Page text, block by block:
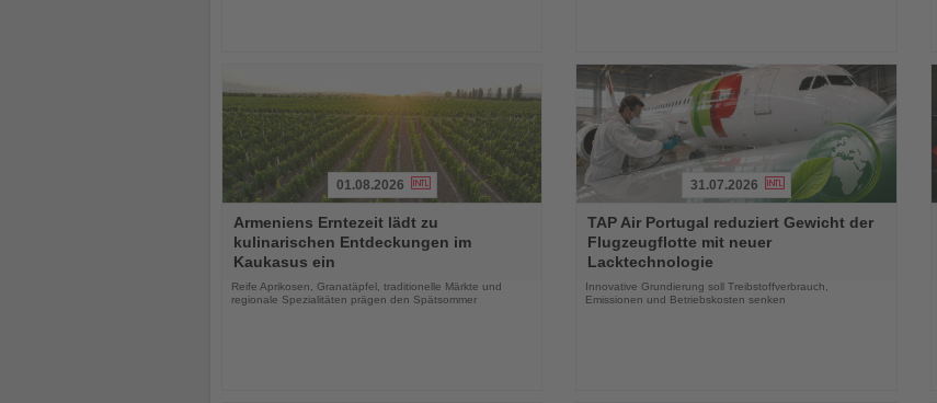
Sie
die
Nachrichten
01.08.2026
Armeniens Erntezeit lädt zu
kulinarischen Entdeckungen im
Kaukasus ein
Reife Aprikosen, Granatäpfel, traditionelle Märkte und
regionale Spezialitäten prägen den Spätsommer
Sie
die
Nachrichten
31.07.2026
TAP Air Portugal reduziert Gewicht der
Flugzeugflotte mit neuer
Lacktechnologie
Innovative Grundierung soll Treibstoffverbrauch,
Emissionen und Betriebskosten senken